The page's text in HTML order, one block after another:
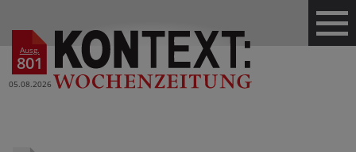
Ausg.
801
05.08.2026